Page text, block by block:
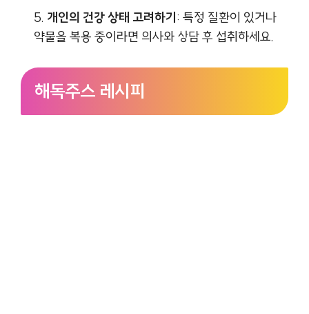
개인의 건강 상태 고려하기 : 특정 질환이 있거나
약물을 복용 중이라면 의사와 상담 후 섭취하세요.
해독주스 레시피